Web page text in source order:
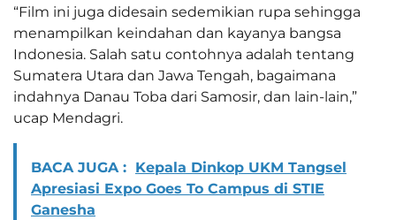
“Film ini juga didesain sedemikian rupa sehingga
menampilkan keindahan dan kayanya bangsa
Indonesia. Salah satu contohnya adalah tentang
Sumatera Utara dan Jawa Tengah, bagaimana
indahnya Danau Toba dari Samosir, dan lain-lain,”
ucap Mendagri.
BACA JUGA : Kepala Dinkop UKM Tangsel
Apresiasi Expo Goes To Campus di STIE
Ganesha